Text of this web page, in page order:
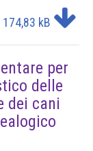
174,83 kB
per
delle
dei cani